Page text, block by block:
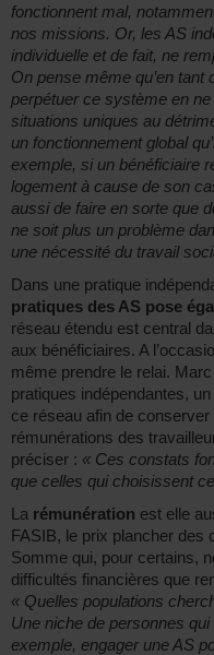
fonctionnent mal,
nos missions. Or, les AS
individuelle et de fait, ne
On pense même qu’en tant
perpétuer ce système en
situations uniques au
un fonctionnement global
exemple, si un bénéficiaire
logement à cause de son
aussi de faire en sorte que
ne soit plus un problème
une nécessité du travail
Dans une pratique
pratiques des AS pose
réseau étendu est central
aux bénéficiaires. A
même prendre le relai.
pratiques indépendantes,
ce réseau afin de
rémunérations des
préciser : « Ces constats
que celles qui choisissent
La rémunération est elle
FASIB, le prix plancher des
Somme qui, pour certains,
difficultés financières que
« Quelles populations
Une niche de personnes
exemple, engager une AS